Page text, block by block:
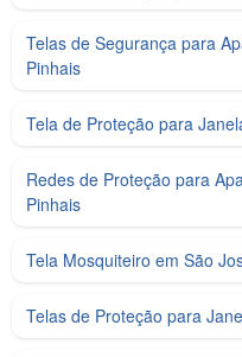
Telas de Segurança para
Pinhais
Tela de Proteção para
Redes de Proteção para
Pinhais
Tela Mosquiteiro em São
Telas de Proteção para